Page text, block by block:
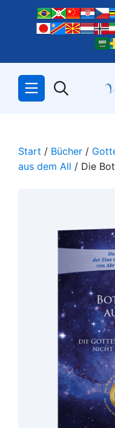
springen
Start / Bücher /
aus dem All / Die